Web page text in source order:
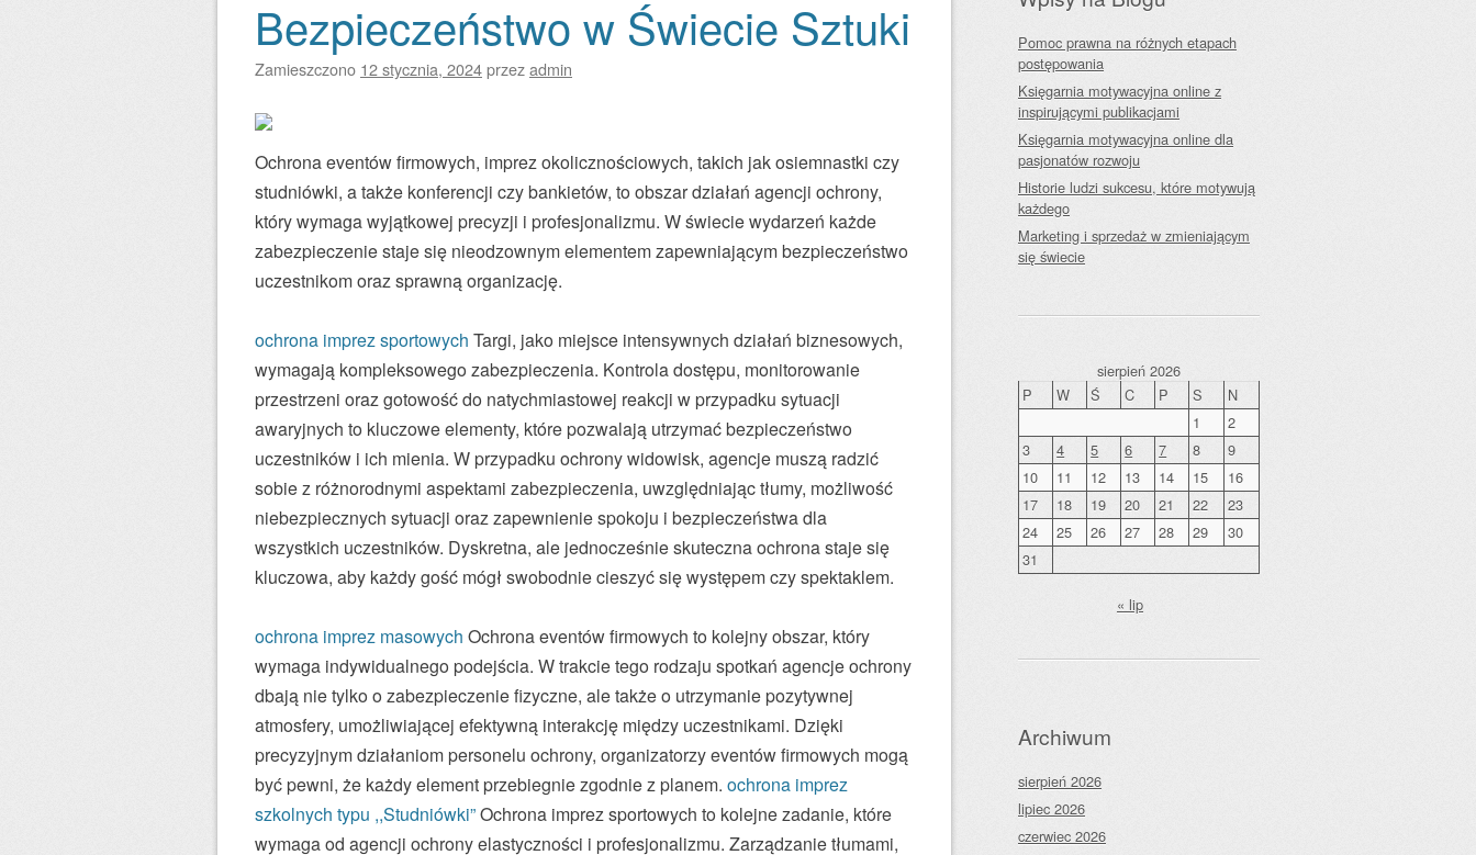
Bezpieczeństwo w Świecie Sztuki
Zamieszczono 12 stycznia, 2024przezadmin
Ochrona eventów firmowych, imprez okolicznościowych, takich jak osiemnastki czy
studniówki, a także konferencji czy bankietów, to obszar działań agencji ochrony,
który wymaga wyjątkowej precyzji i profesjonalizmu. W świecie wydarzeń każde
zabezpieczenie staje się nieodzownym elementem zapewniającym bezpieczeństwo
uczestnikom oraz sprawną organizację.
ochrona imprez sportowych Targi, jako miejsce intensywnych działań biznesowych,
wymagają kompleksowego zabezpieczenia. Kontrola dostępu, monitorowanie
przestrzeni oraz gotowość do natychmiastowej reakcji w przypadku sytuacji
awaryjnych to kluczowe elementy, które pozwalają utrzymać bezpieczeństwo
uczestników i ich mienia. W przypadku ochrony widowisk, agencje muszą radzić
sobie z różnorodnymi aspektami zabezpieczenia, uwzględniając tłumy, możliwość
niebezpiecznych sytuacji oraz zapewnienie spokoju i bezpieczeństwa dla
wszystkich uczestników. Dyskretna, ale jednocześnie skuteczna ochrona staje się
kluczowa, aby każdy gość mógł swobodnie cieszyć się występem czy spektaklem.
ochrona imprez masowych Ochrona eventów firmowych to kolejny obszar, który
wymaga indywidualnego podejścia. W trakcie tego rodzaju spotkań agencje ochrony
dbają nie tylko o zabezpieczenie fizyczne, ale także o utrzymanie pozytywnej
atmosfery, umożliwiającej efektywną interakcję między uczestnikami. Dzięki
precyzyjnym działaniom personelu ochrony, organizatorzy eventów firmowych mogą
być pewni, że każdy element przebiegnie zgodnie z planem. ochrona imprez
szkolnych typu ,,Studniówki”Ochrona imprez sportowych to kolejne zadanie, które
wymaga od agencji ochrony elastyczności i profesjonalizmu. Zarządzanie tłumami,
Pomoc prawna na różnych etapach
postępowania
Księgarnia motywacyjna online z
inspirującymi publikacjami
Księgarnia motywacyjna online dla
pasjonatów rozwoju
Historie ludzi sukcesu, które motywują
każdego
Marketing i sprzedaż w zmieniającym
się świecie
sierpień 2026
P
W Ś C P S
N
1
2
3
4 5 6 7 8
9
10
11 12 13 14 15
16
17
18 19 20 21 22
23
24
25 26 27 28 29
30
31
« lip
Archiwum
sierpień 2026
lipiec 2026
czerwiec 2026